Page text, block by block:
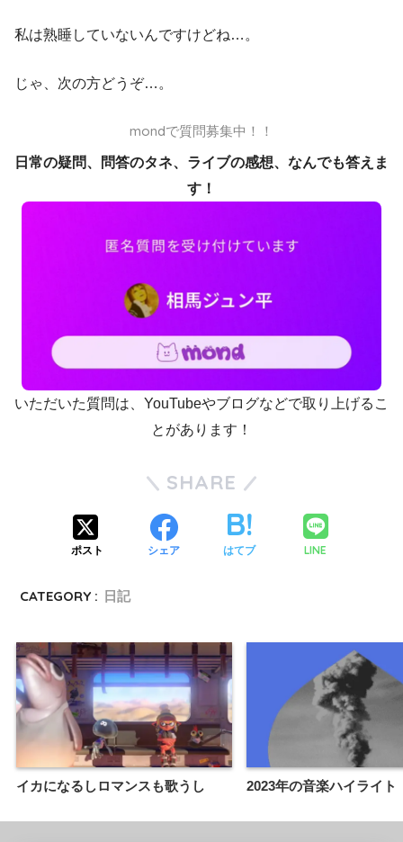
私は熟睡していないんですけどね…。
じゃ、次の方どうぞ…。
mondで質問募集中！！
日常の疑問、問答のタネ、ライブの感想、なんでも答えま
す！
いただいた質問は、YouTubeやブログなどで取り上げるこ
とがあります！
SHARE
ポスト シェア はてブ LINE
CATEGORY : 日記
イカになるしロマンスも歌うし 2023年の音楽ハイライト